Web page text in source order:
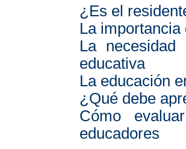
¿Es el
La importancia
La
educativa
La educación
¿Qué debe
Cómo
educadores